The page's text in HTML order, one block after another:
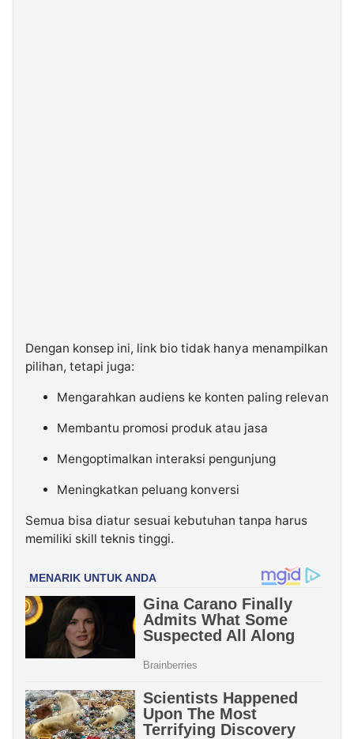
Dengan konsep ini, link bio tidak hanya menampilkan
pilihan, tetapi juga:
Mengarahkan audiens ke konten paling relevan
Membantu promosi produk atau jasa
Mengoptimalkan interaksi pengunjung
Meningkatkan peluang konversi
Semua bisa diatur sesuai kebutuhan tanpa harus
memiliki skill teknis tinggi.